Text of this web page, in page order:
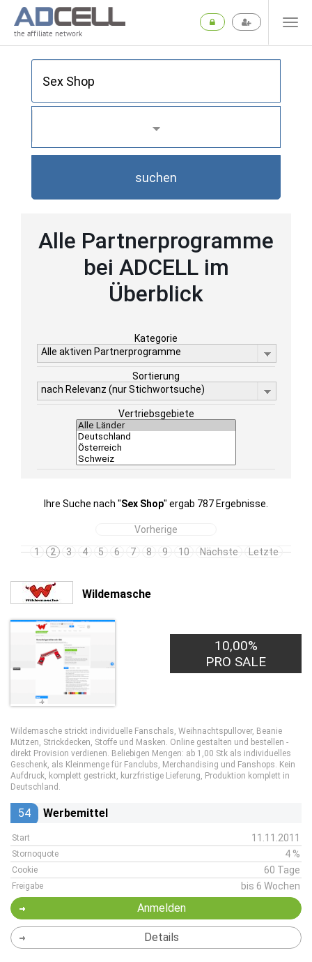
the affiliate network
suchen
Alle Partnerprogramme
bei ADCELL im
Überblick
Kategorie
Alle aktiven Partnerprogramme
Sortierung
nach Relevanz (nur Stichwortsuche)
Vertriebsgebiete
Ihre Suche nach "Sex Shop" ergab 787 Ergebnisse.
Vorherige
1
2 3 4 5 6 7 8 9 10 Nächste Letzte
Wildemasche
10,00%
PRO SALE
Wildemasche strickt individuelle Fanschals, Weihnachtspullover, Beanie
Mützen, Strickdecken, Stoffe und Masken. Online gestalten und bestellen -
direkt Provision verdienen. Beliebigen Mengen: ab 1,00 Stk als individuelles
Geschenk, als Kleinmenge für Fanclubs, Merchandising und Fanshops. Kein
Aufdruck, komplett gestrickt, kurzfristige Lieferung, Produktion komplett in
Deutschland.
54 Werbemittel
Start 11.11.2011
Stornoquote 4 %
Cookie 60 Tage
Freigabe bis 6 Wochen
Anmelden
Details